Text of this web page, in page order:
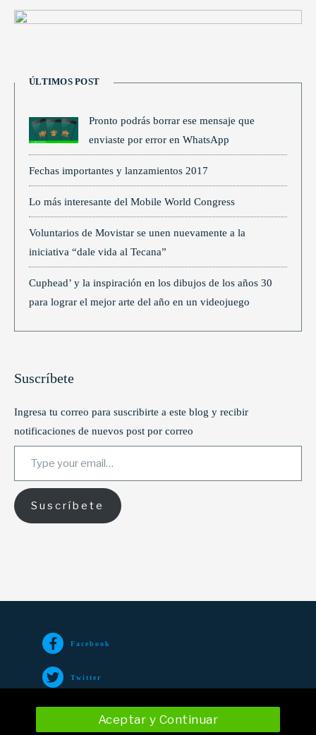
ÚLTIMOS POST
Pronto podrás borrar ese mensaje que
enviaste por error en WhatsApp
Fechas importantes y lanzamientos 2017
Lo más interesante del Mobile World Congress
Voluntarios de Movistar se unen nuevamente a la
iniciativa “dale vida al Tecana”
Cuphead’ y la inspiración en los dibujos de los años 30
para lograr el mejor arte del año en un videojuego
Suscríbete
Ingresa tu correo para suscribirte a este blog y recibir
notificaciones de nuevos post por correo
Type your email…
Suscríbete
Facebook
Twitter
Aceptar y Continuar